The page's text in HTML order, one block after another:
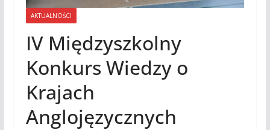
AKTUALNOŚCI
IV Międzyszkolny
Konkurs Wiedzy o
Krajach
Anglojęzycznych